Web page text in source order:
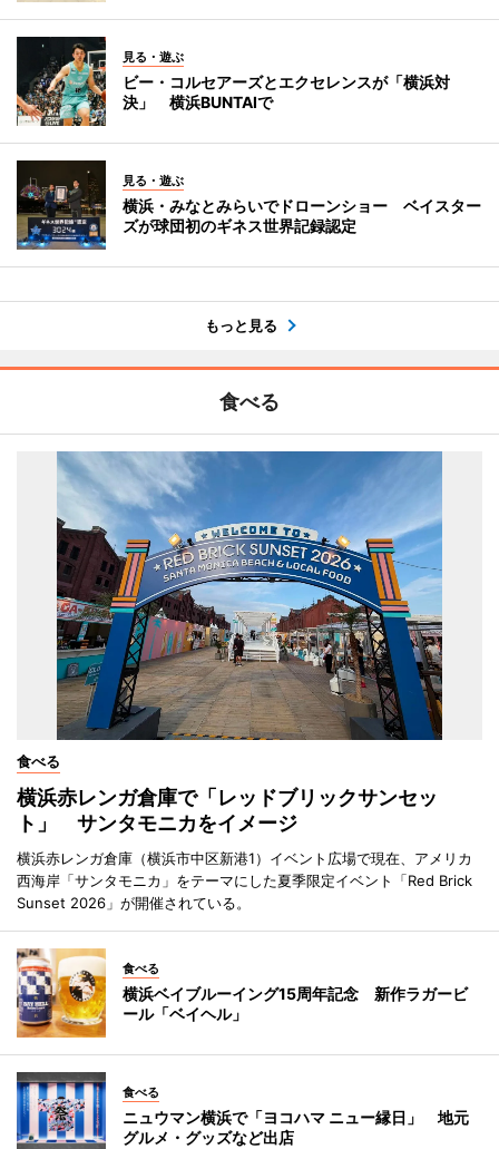
見る・遊ぶ
ビー・コルセアーズとエクセレンスが「横浜対
決」 横浜BUNTAIで
見る・遊ぶ
横浜・みなとみらいでドローンショー ベイスター
ズが球団初のギネス世界記録認定
もっと見る
食べる
食べる
横浜赤レンガ倉庫で「レッドブリックサンセッ
ト」 サンタモニカをイメージ
横浜赤レンガ倉庫（横浜市中区新港1）イベント広場で現在、アメリカ
西海岸「サンタモニカ」をテーマにした夏季限定イベント「Red Brick
Sunset 2026」が開催されている。
食べる
横浜ベイブルーイング15周年記念 新作ラガービ
ール「ベイヘル」
食べる
ニュウマン横浜で「ヨコハマ ニュー縁日」 地元
グルメ・グッズなど出店